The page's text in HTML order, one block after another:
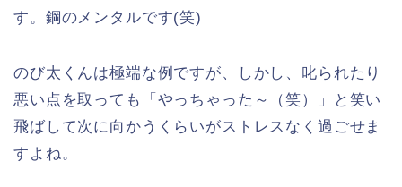
す。鋼のメンタルです(笑)
のび太くんは極端な例ですが、しかし、叱られたり
悪い点を取っても「やっちゃった～（笑）」と笑い
飛ばして次に向かうくらいがストレスなく過ごせま
すよね。